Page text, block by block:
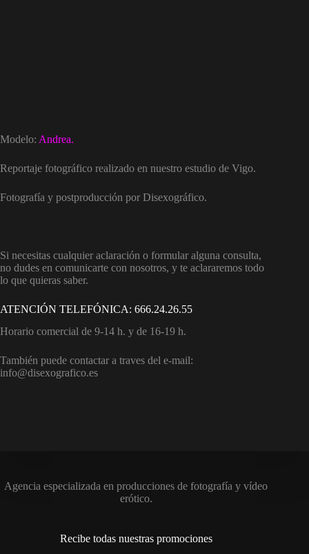
Modelo: Andrea.
Reportaje fotográfico realizado en nuestro estudio de Vigo.
Fotografía y postproducción por Disexográfico.
Si necesitas cualquier aclaración o formular alguna consulta,
no dudes en comunicarte con nosotros, y te aclararemos todo
lo que quieras saber.
ATENCIÓN TELEFÓNICA: 666.24.26.55
Horario comercial de 9-14 h. y de 16-19 h.
También puede contactar a traves del e-mail:
info@disexografico.es
Agencia especializada en producciones de fotografía y vídeo
erótico.
Recibe todas nuestras promociones